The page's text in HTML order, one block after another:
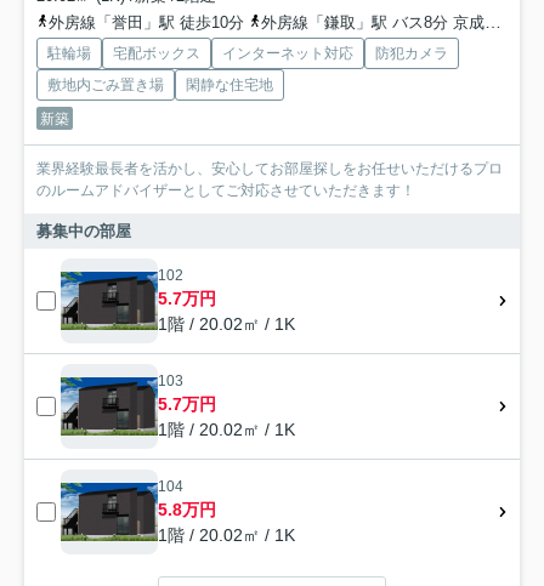
外房線「誉田」駅 徒歩10分
外房線「鎌取」駅 バス8分 京成バス千葉イースト「誉田駅〔南口〕」 停歩10分
駐輪場 宅配ボックス インターネット対応
防犯カメラ
敷地内ごみ置き場
閑静な住宅地
新築
業界経験最長者を活かし、安心してお部屋探しをお任せいただけるプロ
のルームアドバイザーとしてご対応させていただきます！
募集中の部屋
102
5.7万円
1階 / 20.02㎡ / 1K
103
5.7万円
1階 / 20.02㎡ / 1K
104
5.8万円
1階 / 20.02㎡ / 1K